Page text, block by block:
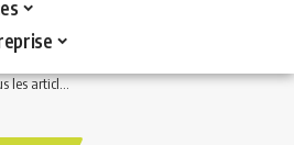
les articles >Immobilier>Baux commerciaux>